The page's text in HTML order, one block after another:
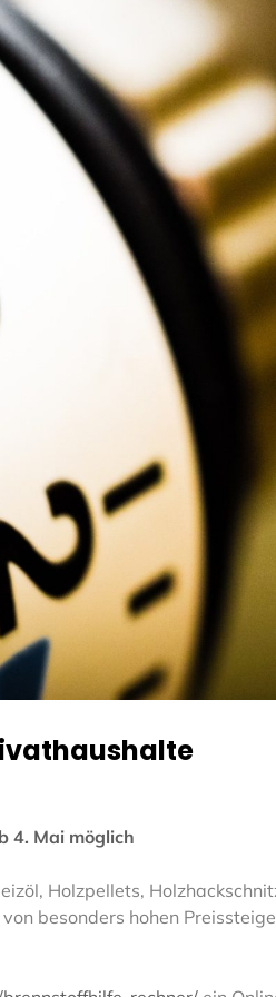
4. Mai möglich
Holzpellets,
besonders hohen